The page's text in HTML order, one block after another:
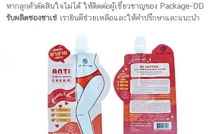
หากลูกค้าตัดสินใจไม่ได้ ให้ติดต่อผู้เชี่ยวชาญของ Package-DD
รับผลิตซองซาเช่ เรายินดีช่วยเหลือและให้คำปรึกษาและแนะนำ